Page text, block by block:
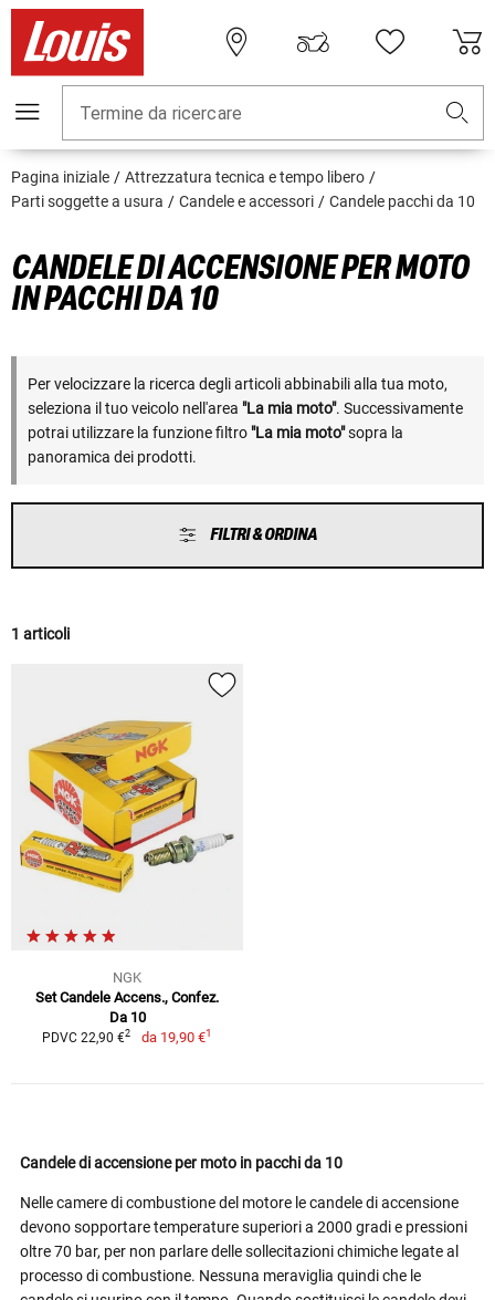
Termine da ricercare
Pagina iniziale
Attrezzatura tecnica e tempo libero
Parti soggette a usura
Candele e accessori Candele pacchi da 10
CANDELE DI ACCENSIONE PER MOTO
IN PACCHI DA 10
Per velocizzare la ricerca degli articoli abbinabili alla tua moto,
seleziona il tuo veicolo nell'area "La mia moto". Successivamente
potrai utilizzare la funzione filtro "La mia moto"sopra la
panoramica dei prodotti.
FILTRI & ORDINA
1 articoli
NGK
Set Candele Accens., Confez.
Da 10
PDVC 22,90 €2 da 19,90 €1
Candele di accensione per moto in pacchi da 10
Nelle camere di combustione del motore le candele di accensione
devono sopportare temperature superiori a 2000 gradi e pressioni
oltre 70 bar, per non parlare delle sollecitazioni chimiche legate al
processo di combustione. Nessuna meraviglia quindi che le